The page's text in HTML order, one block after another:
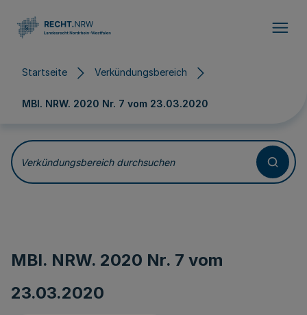
Startseite Verkündungsbereich
MBl. NRW. 2020 Nr. 7 vom 23.03.2020
Verkündungsbereich durchsuchen
MBl. NRW. 2020 Nr. 7 vom
23.03.2020